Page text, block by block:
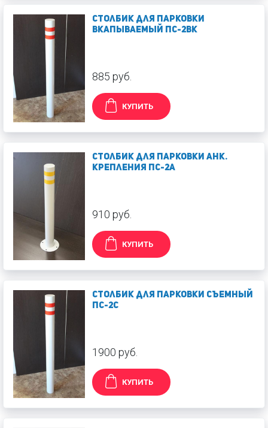
Столбик для парковки
вкапываемый ПС-2ВК
885 руб.
КУПИТЬ
Столбик для парковки анк.
крепления ПС-2А
910 руб.
КУПИТЬ
Столбик для парковки съемный
ПС-2С
1900 руб.
КУПИТЬ